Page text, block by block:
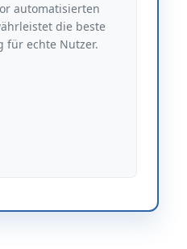
automatisierten
die beste
für echte Nutzer.